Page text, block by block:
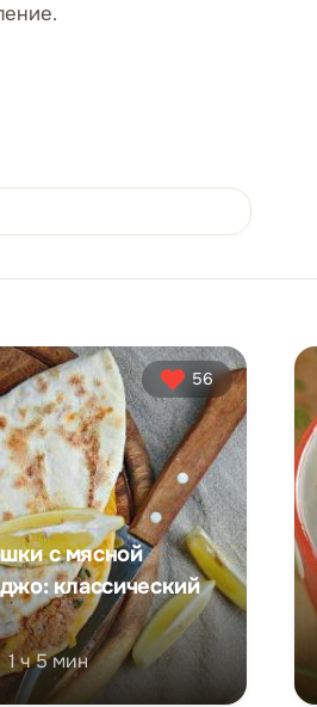
56
с мясной
классический
1 ч 5 мин